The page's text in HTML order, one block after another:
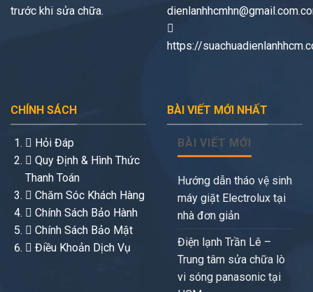
trước khi sửa chữa.
https://
CHÍNH SÁCH
Hỏi Đáp
Quy Định & Hình Thức
Thanh Toán
Chăm Sóc Khách Hàng
Chính Sách Bảo Hành
Chính Sách Bảo Mật
Điều Khoản Dịch Vụ
BÀI VIẾT MỚI NHẤT
BÀI VIẾT MỚI
Hướng dẫn tháo vệ sinh
máy giặt Electrolux tại
nhà đơn giản
Điện lạnh Trần Lê –
Trung tâm sửa chữa lò
vi sóng panasonic tại